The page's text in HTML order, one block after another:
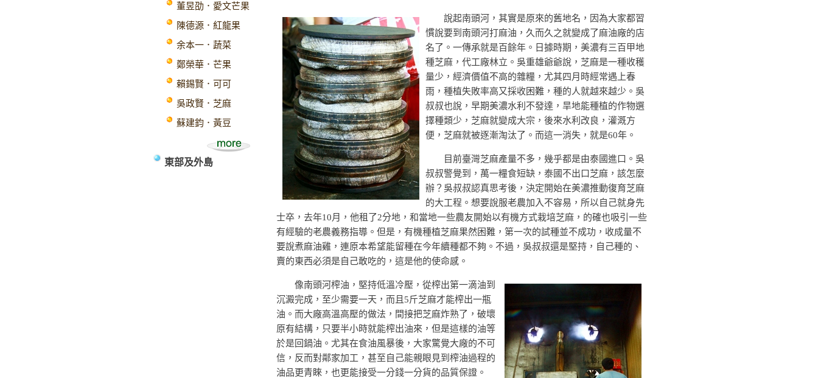
董昱劭．愛文芒果
陳德源．紅龍果
余本一．蔬菜
鄭榮華．芒果
賴錫賢．可可
吳政賢．芝麻
蘇建鈞．黃豆
東部及外島
說起南頭河，其實是原來的舊地名，因為大家都習
慣說要到南頭河打麻油，久而久之就變成了麻油廠的店
名了。一傳承就是百餘年。日據時期，美濃有三百甲地
種芝麻，代工廠林立。吳重雄爺爺說，芝麻是一種收穫
量少，經濟價值不高的雜糧，尤其四月時經常遇上春
雨，種植失敗率高又採收困難，種的人就越來越少。吳
叔叔也說，早期美濃水利不發達，旱地能種植的作物選
擇種類少，芝麻就變成大宗，後來水利改良，灌溉方
便，芝麻就被逐漸淘汰了。而這一消失，就是60年。
目前臺灣芝麻產量不多，幾乎都是由泰國進口。吳
叔叔警覺到，萬一糧食短缺，泰國不出口芝麻，該怎麼
辦？吳叔叔認真思考後，決定開始在美濃推動復育芝麻
的大工程。想要說服老農加入不容易，所以自己就身先
士卒，去年10月，他租了2分地，和當地一些農友開始以有機方式栽培芝麻，的確也吸引一些
有經驗的老農義務指導。但是，有機種植芝麻果然困難，第一次的試種並不成功，收成量不
要說煮麻油雞，連原本希望能留種在今年續種都不夠。不過，吳叔叔還是堅持，自己種的、
賣的東西必須是自己敢吃的，這是他的使命感。
像南頭河榨油，堅持低溫冷壓，從榨出第一滴油到
沉澱完成，至少需要一天，而且5斤芝麻才能榨出一瓶
油。而大廠高溫高壓的做法，間接把芝麻炸熟了，破壞
原有結構，只要半小時就能榨出油來，但是這樣的油等
於是回鍋油。尤其在食油風暴後，大家驚覺大廠的不可
信，反而對鄰家加工，甚至自己能親眼見到榨油過程的
油品更青睞，也更能接受一分錢一分貨的品質保證。